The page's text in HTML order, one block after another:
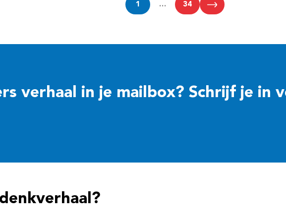
1 … 34
verhaal in je mailbox? Schrijf je in